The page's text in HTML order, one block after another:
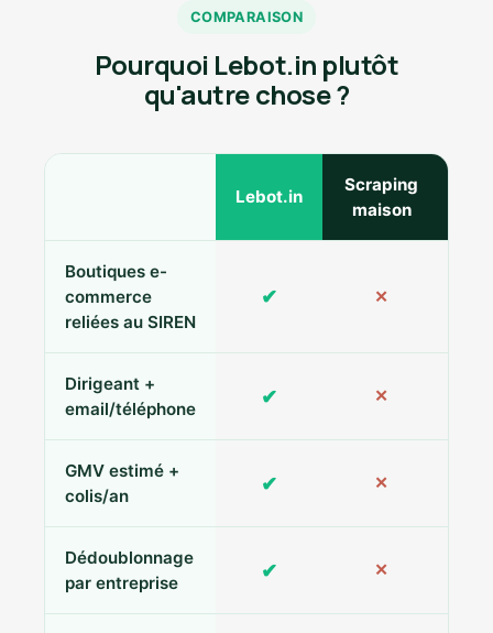
COMPARAISON
Pourquoi Lebot.in plutôt
qu'autre chose ?
Lebot.in
Scraping
maison
Boutiques e-
commerce
reliées au SIREN
✔ ✕
Dirigeant +
email/téléphone
✔ ✕
GMV estimé +
colis/an
✔ ✕
Dédoublonnage
par entreprise
✔ ✕